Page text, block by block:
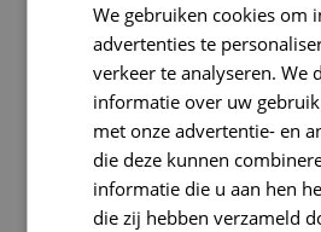
We gebruiken cookies om
advertenties te
verkeer te analyseren. We
informatie over uw
met onze advertentie- en
die deze kunnen
informatie die u aan hen
die zij hebben verzameld